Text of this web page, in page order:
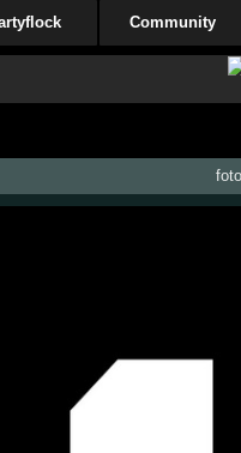
Community